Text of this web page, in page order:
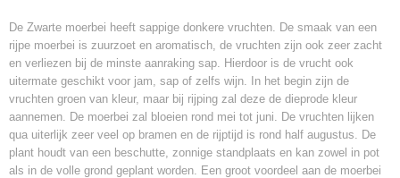
90 cm (inclusief pot)
Potmaat
18 cm x 18 cm
Inhoud pot
5 Liter
Levertijd
1-2 werkdagen
De Zwarte moerbei heeft sappige donkere vruchten. De smaak van een
rijpe moerbei is zuurzoet en aromatisch, de vruchten zijn ook zeer zacht
en verliezen bij de minste aanraking sap. Hierdoor is de vrucht ook
uitermate geschikt voor jam, sap of zelfs wijn. In het begin zijn de
vruchten groen van kleur, maar bij rijping zal deze de dieprode kleur
aannemen. De moerbei zal bloeien rond mei tot juni. De vruchten lijken
qua uiterlijk zeer veel op bramen en de rijptijd is rond half augustus. De
plant houdt van een beschutte, zonnige standplaats en kan zowel in pot
als in de volle grond geplant worden. Een groot voordeel aan de moerbei